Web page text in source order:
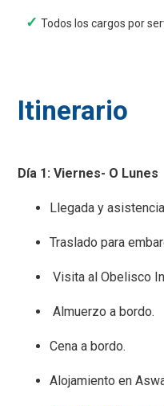
Todos los cargos por
Itinerario
Día 1: Viernes- O Lunes
Llegada y
Traslado para
Visita al Obelisco
Almuerzo a bordo.
Cena a bordo.
Alojamiento en